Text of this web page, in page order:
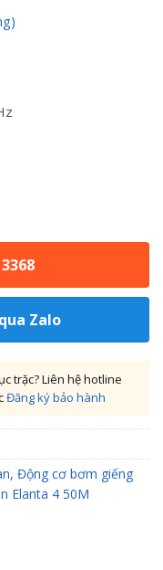
Zalo
trặc? Liên hệ hotline
Đăng ký bảo hành
, Động cơ bơm giếng
Elanta 4 50M